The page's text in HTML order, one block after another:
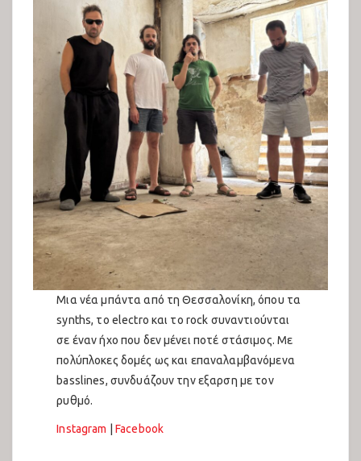
Μια νέα μπάντα από τη Θεσσαλονίκη, όπου τα
synths, το electro και το rock συναντιούνται
σε έναν ήχο που δεν μένει ποτέ στάσιμος. Με
πολύπλοκες δομές ως και επαναλαμβανόμενα
basslines, συνδυάζουν την εξαρση με τον
ρυθμό.
Instagram | Facebook